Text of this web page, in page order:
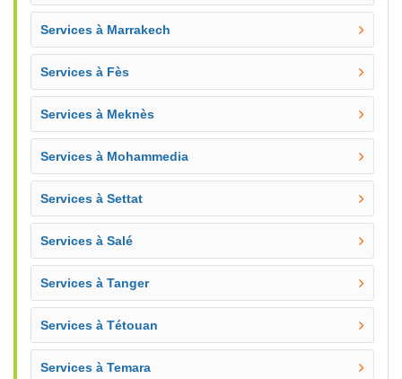
Services à Marrakech
Services à Fès
Services à Meknès
Services à Mohammedia
Services à Settat
Services à Salé
Services à Tanger
Services à Tétouan
Services à Temara